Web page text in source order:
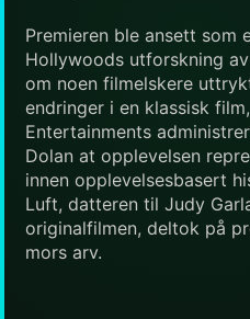
Premieren ble ansett som
Hollywoods utforskning
om noen filmelskere
endringer i en klassisk
Entertainments
Dolan at opplevelsen
innen opplevelsesbasert
Luft, datteren til Judy
originalfilmen, deltok på
mors arv.